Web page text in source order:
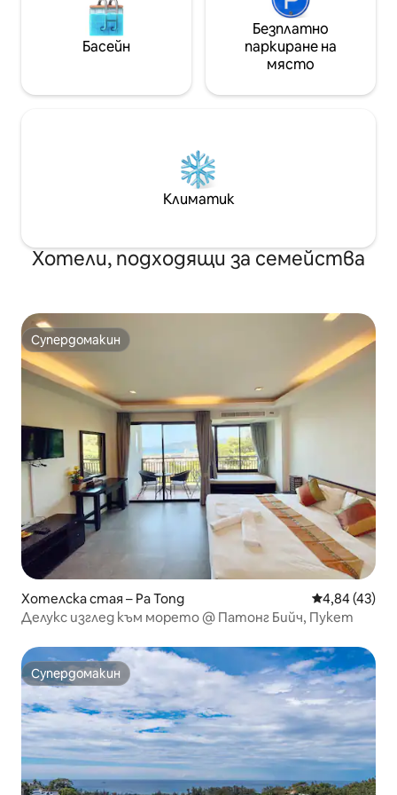
Басейн
Безплатно
паркиране на
място
Климатик
Хотели, подходящи за семейства
Супердомакин
Супердомакин
Хотелска стая – Pa Tong Средна
4,84 (43)
Делукс изглед към морето @ Патонг Бийч, Пукет
Супердомакин
Супердомакин